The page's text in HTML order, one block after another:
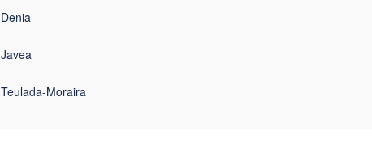
Denia
Javea
Teulada-Moraira